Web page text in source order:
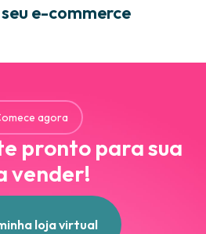
e-commerce
agora
pronto para sua
vender!
loja virtual